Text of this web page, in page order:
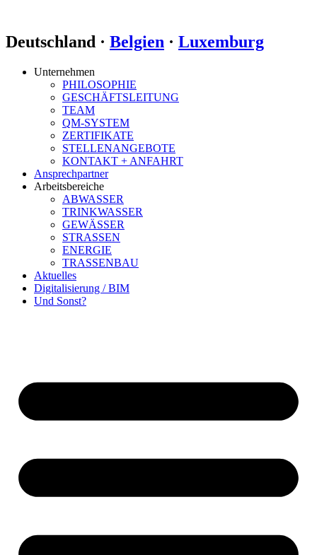
Deutschland · Belgien · Luxemburg
Unternehmen
PHILOSOPHIE
GESCHÄFTSLEITUNG
TEAM
QM-SYSTEM
ZERTIFIKATE
STELLENANGEBOTE
KONTAKT + ANFAHRT
Ansprechpartner
Arbeitsbereiche
ABWASSER
TRINKWASSER
GEWÄSSER
STRASSEN
ENERGIE
TRASSENBAU
Aktuelles
Digitalisierung / BIM
Und Sonst?